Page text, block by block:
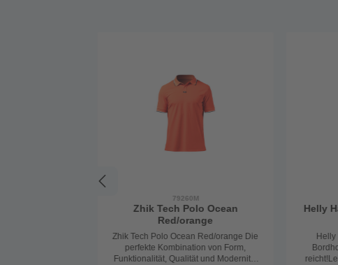
79260M
Zhik Tech Polo Ocean
Red/orange
Zhik Tech Polo Ocean Red/orange Die
perfekte Kombination von Form,
Funktionalität, Qualität und Modernität
Helly